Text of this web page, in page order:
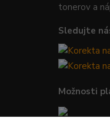
tonerov a
Sledujte
Možnosti